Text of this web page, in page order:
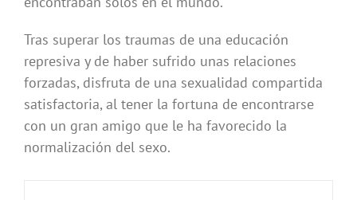
Tras superar los traumas de una educación
represiva y de haber sufrido unas relaciones
forzadas, disfruta de una sexualidad compartida
satisfactoria, al tener la fortuna de encontrarse
con un gran amigo que le ha favorecido la
normalización del sexo.